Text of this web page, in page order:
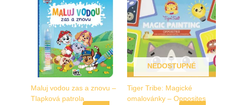
Maluj vodou zas a znovu –
Tlapková patrola
NEDOSTUPNÉ
Tiger Tribe: Magické
omalovánky – Opposites